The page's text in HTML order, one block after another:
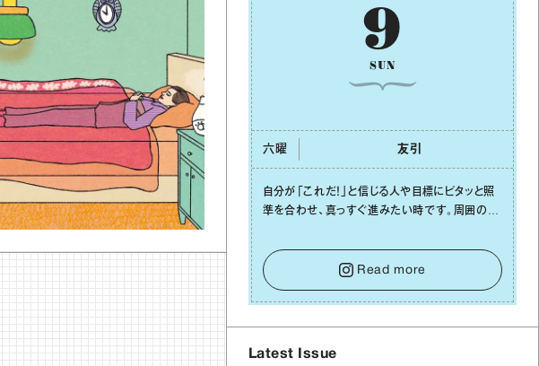
9
SUN
六曜 友引
⾃分が「これだ！」と信じる⼈や⽬標にピタッと照
準を合わせ、真っすぐ進みたい時です。周囲の環
ても、あれこれ迷う必要はありません。余計なノ
イズをそっと⼿放し、⽬の前のことに集中しましょ
う。そのブレない決意が、あなたにとって有意義
で安定した成果を引き寄せます。
Read more
Latest Issue